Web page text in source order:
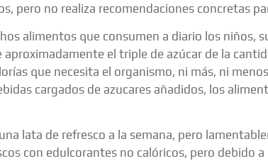
pero no realiza recomendaciones concretas
alimentos que consumen a diario los niños,
el triple de azúcar de la
que necesita el organismo, ni más, ni
cargados de azucares añadidos, los
lata de refresco a la semana, pero
con edulcorantes no calóricos, pero debido